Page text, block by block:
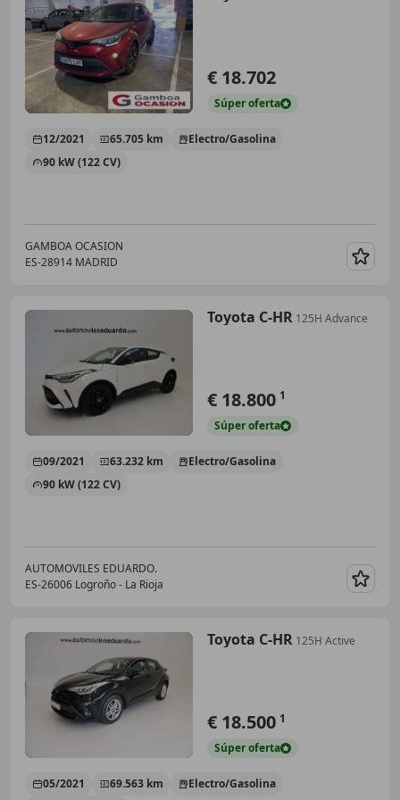
€ 18.702
Súperoferta
12/2021 65.705 km
Electro/Gasolina
90 kW (122 CV)
GAMBOA OCASION
ES-28914 MADRID
Toyota C-HR 125H Advance
€ 18.800 1
Súperoferta
09/2021 63.232 km
Electro/Gasolina
90 kW (122 CV)
AUTOMOVILES EDUARDO.
ES-26006 Logroño - La Rioja
Toyota C-HR 125H Active
€ 18.500 1
Súperoferta
05/2021 69.563 km
Electro/Gasolina